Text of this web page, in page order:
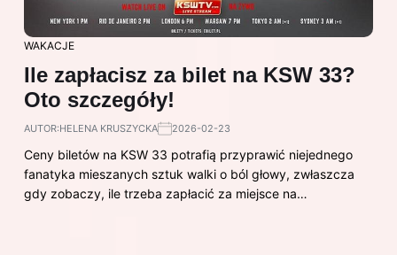
WAKACJE
Ile zapłacisz za bilet na KSW 33?
Oto szczegóły!
AUTOR:HELENA KRUSZYCKA 2026-02-23
Ceny biletów na KSW 33 potrafią przyprawić niejednego
fanatyka mieszanych sztuk walki o ból głowy, zwłaszcza
gdy zobaczy, ile trzeba zapłacić za miejsce na…